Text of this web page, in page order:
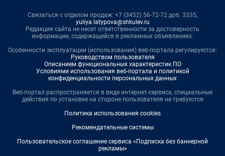
Связаться с отделом продаж: +7 (3452) 56-72-72 доб. 3335,
yuliya.latypova@shkulev.ru
Редакция сайта не несет ответственности за достоверность
информации, содержащейся в рекламных объявлениях.
Особенности эксплуатации (использования) веб-портала регулируются:
Руководством пользователя
Описанием функциональных характеристик ПО
Условиями использования веб-портала и политикой
конфиденциальности персональных данных
Веб-портал распространяется в виде интернет-сервиса, специальные
действия по установке на стороне пользователя не требуются
Политика использования cookies
Рекомендательные системы
Пользовательское соглашение сервиса «Подписка без баннерной
рекламы»